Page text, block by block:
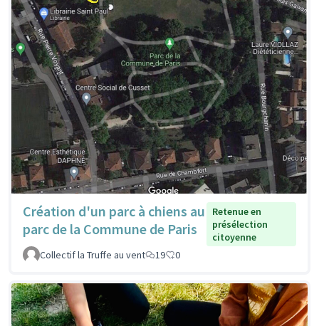
Création d'un parc à chiens au
parc de la Commune de Paris
Retenue en
présélection
citoyenne
Collectif la Truffe au vent
19 0